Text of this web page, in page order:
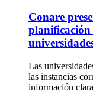
Conare
planificación
Las
las instancias
información